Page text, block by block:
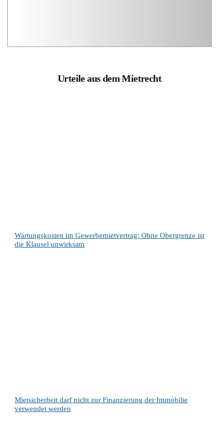
Urteile aus dem Mietrecht
Wartungskosten im Gewerbemietvertrag: Ohne Obergrenze ist
die Klausel unwirksam
Mietsicherheit darf nicht zur Finanzierung der Immobilie
verwendet werden